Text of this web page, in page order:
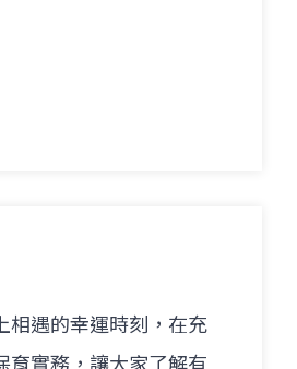
相遇的幸運時刻，在充
育實務，讓大家了解有